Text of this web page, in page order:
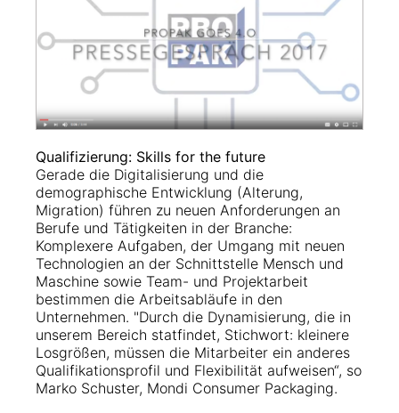
Qualifizierung: Skills for the future
Gerade die Digitalisierung und die
demographische Entwicklung (Alterung,
Migration) führen zu neuen Anforderungen an
Berufe und Tätigkeiten in der Branche:
Komplexere Aufgaben, der Umgang mit neuen
Technologien an der Schnittstelle Mensch und
Maschine sowie Team- und Projektarbeit
bestimmen die Arbeitsabläufe in den
Unternehmen. "Durch die Dynamisierung, die in
unserem Bereich statfindet, Stichwort: kleinere
Losgrößen, müssen die Mitarbeiter ein anderes
Qualifikationsprofil und Flexibilität aufweisen“, so
Marko Schuster, Mondi Consumer Packaging.